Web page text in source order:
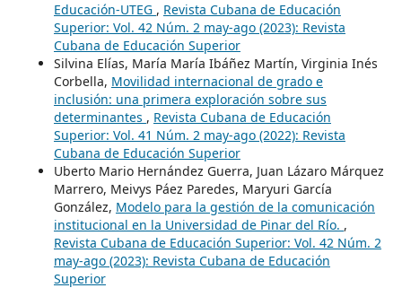
Educación-UTEG , Revista Cubana de Educación
Superior: Vol. 42 Núm. 2 may-ago (2023): Revista
Cubana de Educación Superior
Silvina Elías, María María Ibáñez Martín, Virginia Inés
Corbella, Movilidad internacional de grado e
inclusión: una primera exploración sobre sus
determinantes , Revista Cubana de Educación
Superior: Vol. 41 Núm. 2 may-ago (2022): Revista
Cubana de Educación Superior
Uberto Mario Hernández Guerra, Juan Lázaro Márquez
Marrero, Meivys Páez Paredes, Maryuri García
González, Modelo para la gestión de la comunicación
institucional en la Universidad de Pinar del Río. ,
Revista Cubana de Educación Superior: Vol. 42 Núm. 2
may-ago (2023): Revista Cubana de Educación
Superior